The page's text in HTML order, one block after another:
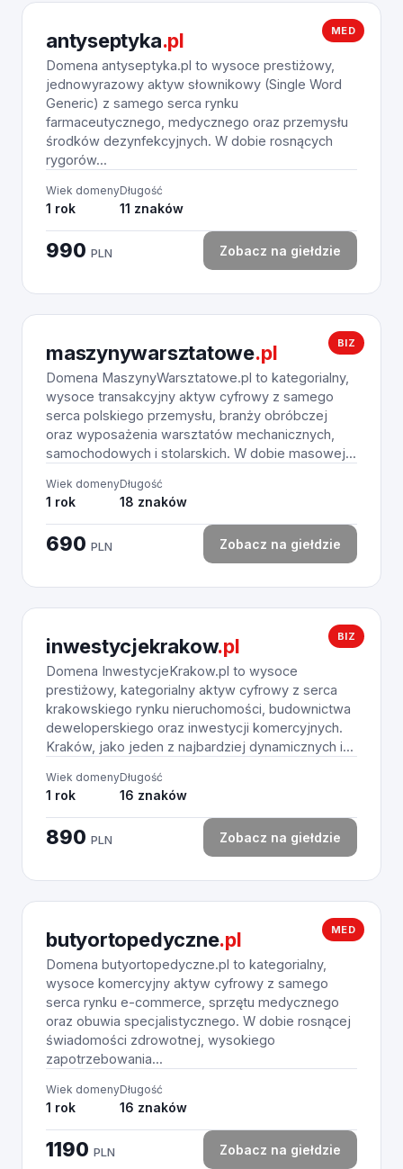
MED
antyseptyka.pl
Domena antyseptyka.pl to wysoce prestiżowy,
jednowyrazowy aktyw słownikowy (Single Word
Generic) z samego serca rynku
farmaceutycznego, medycznego oraz przemysłu
środków dezynfekcyjnych. W dobie rosnących
rygorów...
Wiek domeny
1 rok
Długość
11 znaków
990 PLN Zobacz na giełdzie
BIZ
maszynywarsztatowe.pl
Domena MaszynyWarsztatowe.pl to kategorialny,
wysoce transakcyjny aktyw cyfrowy z samego
serca polskiego przemysłu, branży obróbczej
oraz wyposażenia warsztatów mechanicznych,
samochodowych i stolarskich. W dobie masowej...
Wiek domeny
1 rok
Długość
18 znaków
690 PLN Zobacz na giełdzie
BIZ
inwestycjekrakow.pl
Domena InwestycjeKrakow.pl to wysoce
prestiżowy, kategorialny aktyw cyfrowy z serca
krakowskiego rynku nieruchomości, budownictwa
deweloperskiego oraz inwestycji komercyjnych.
Kraków, jako jeden z najbardziej dynamicznych i...
Wiek domeny
1 rok
Długość
16 znaków
890 PLN Zobacz na giełdzie
MED
butyortopedyczne.pl
Domena butyortopedyczne.pl to kategorialny,
wysoce komercyjny aktyw cyfrowy z samego
serca rynku e-commerce, sprzętu medycznego
oraz obuwia specjalistycznego. W dobie rosnącej
świadomości zdrowotnej, wysokiego
zapotrzebowania...
Wiek domeny
1 rok
Długość
16 znaków
1190 PLN Zobacz na giełdzie